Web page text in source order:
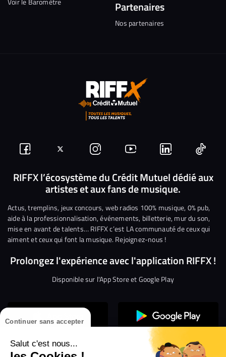
Continuer sans accepter
Salut c'est nous...
Partenaires
Nos partenaires
Suivez-
nous
Facebook
Suivez-
nous
sur
Twitter
Nous
rejoindre
sur
Instagram
Nous
rejoindre
sur
YouTube
Nous
rejoindre
sur
Linkedin
Nous
RIFFX l’écosystème du Crédit Mutuel dédié aux
artistes et aux fans de musique.
Actus, tremplins, jeux concours, web radios 100% musique, 0% pub,
aide à la professionnalisation, événements, billetterie, mur du son,
mise en avant de talents… RIFFX c’est LA communauté de ceux qui
aiment et ceux qui font la musique. Rejoignez-nous !
Prolongez l'expérience avec l'application RIFFX !
Disponible sur l'App Store et Google Play